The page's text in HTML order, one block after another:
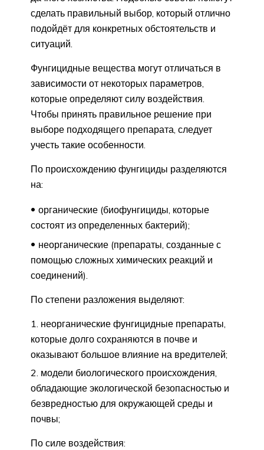
сделать правильный выбор, который отлично
подойдёт для конкретных обстоятельств и
ситуаций.
Фунгицидные вещества могут отличаться в
зависимости от некоторых параметров,
которые определяют силу воздействия.
Чтобы принять правильное решение при
выборе подходящего препарата, следует
учесть такие особенности.
По происхождению фунгициды разделяются
на:
органические (биофунгициды, которые
состоят из определенных бактерий);
неорганические (препараты, созданные с
помощью сложных химических реакций и
соединений).
По степени разложения выделяют:
неорганические фунгицидные препараты,
которые долго сохраняются в почве и
оказывают большое влияние на вредителей;
модели биологического происхождения,
обладающие экологической безопасностью и
безвредностью для окружающей среды и
почвы;
По силе воздействия: